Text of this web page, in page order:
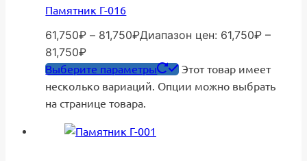
Памятник Г-016
61,750₽ – 81,750₽Диапазон цен: 61,750₽ –
81,750₽
Выберите параметры
Этот товар имеет
несколько вариаций. Опции можно выбрать
на странице товара.